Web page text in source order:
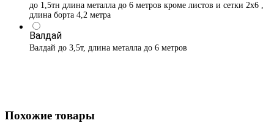
до 1,5тн длина металла до 6 метров кроме листов и сетки 2х6 ,
длина борта 4,2 метра
Валдай
Валдай до 3,5т, длина металла до 6 метров
Похожие товары